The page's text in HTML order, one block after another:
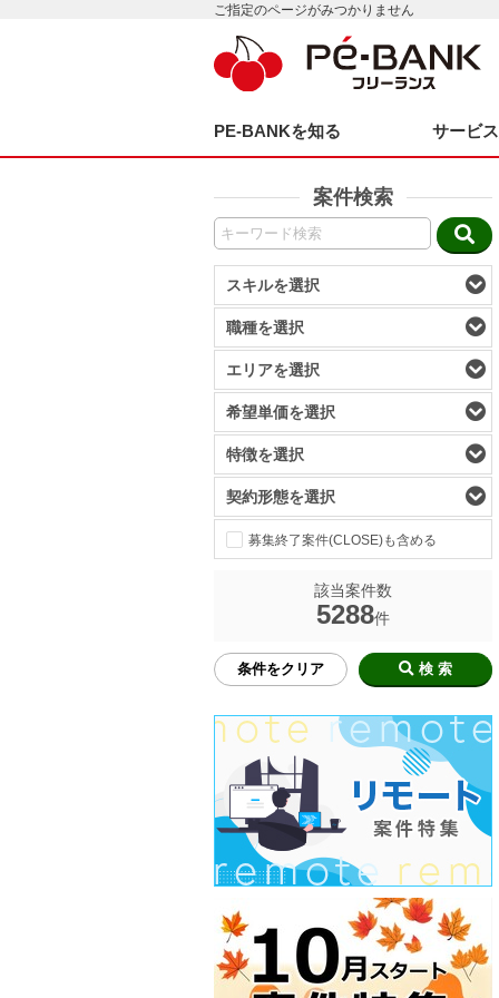
ご指定のページがみつかりません
PE-BANKを知る サービ
案件検索
スキルを選択
職種を選択
エリアを選択
希望単価を選択
特徴を選択
契約形態を選択
募集終了案件(CLOSE)も含める
該当案件数
5288件
条件をクリア 検 索